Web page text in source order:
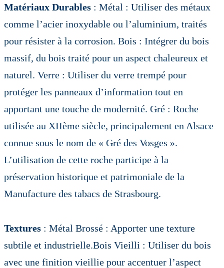
Matériaux Durables : Métal : Utiliser des métaux
comme l’acier inoxydable ou l’aluminium, traités
pour résister à la corrosion. Bois : Intégrer du bois
massif, du bois traité pour un aspect chaleureux et
naturel. Verre : Utiliser du verre trempé pour
protéger les panneaux d’information tout en
apportant une touche de modernité. Gré : Roche
utilisée au XIIème siècle, principalement en Alsace
connue sous le nom de « Gré des Vosges ».
L’utilisation de cette roche participe à la
préservation historique et patrimoniale de la
Manufacture des tabacs de Strasbourg.
Textures : Métal Brossé : Apporter une texture
subtile et industrielle.Bois Vieilli : Utiliser du bois
avec une finition vieillie pour accentuer l’aspect